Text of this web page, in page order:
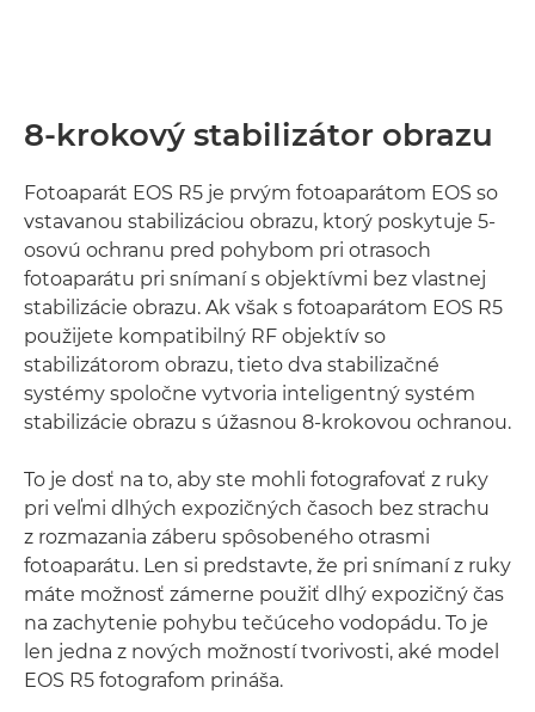
8-krokový stabilizátor obrazu
Fotoaparát EOS R5 je prvým fotoaparátom EOS so
vstavanou stabilizáciou obrazu, ktorý poskytuje 5-
osovú ochranu pred pohybom pri otrasoch
fotoaparátu pri snímaní s objektívmi bez vlastnej
stabilizácie obrazu. Ak však s fotoaparátom EOS R5
použijete kompatibilný RF objektív so
stabilizátorom obrazu, tieto dva stabilizačné
systémy spoločne vytvoria inteligentný systém
stabilizácie obrazu s úžasnou 8-krokovou ochranou.
To je dosť na to, aby ste mohli fotografovať z ruky
pri veľmi dlhých expozičných časoch bez strachu
z rozmazania záberu spôsobeného otrasmi
fotoaparátu. Len si predstavte, že pri snímaní z ruky
máte možnosť zámerne použiť dlhý expozičný čas
na zachytenie pohybu tečúceho vodopádu. To je
len jedna z nových možností tvorivosti, aké model
EOS R5 fotografom prináša.